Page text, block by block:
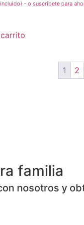
incluido) - o suscríbete para
1 2
familia
nosotros y